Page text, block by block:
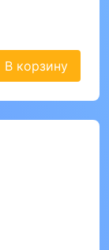
В корзину